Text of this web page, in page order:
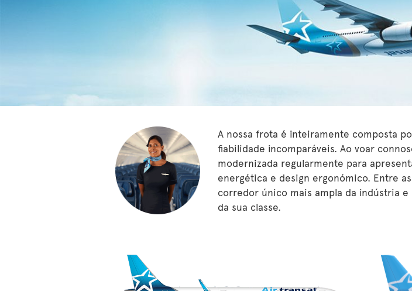
A nossa frota é inteiramente composta
fiabilidade incomparáveis. Ao voar
modernizada regularmente para
energética e design ergonómico. Entre
corredor único mais ampla da indústria
da sua classe.